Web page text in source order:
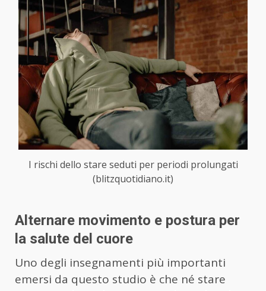
I rischi dello stare seduti per periodi prolungati
(blitzquotidiano.it)
Alternare movimento e postura per
la salute del cuore
Uno degli insegnamenti più importanti
emersi da questo studio è che né stare